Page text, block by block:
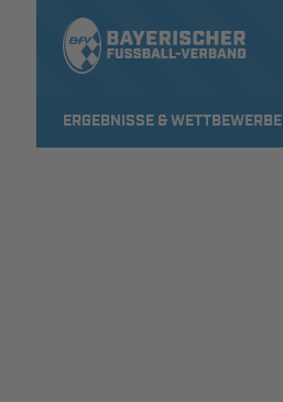
ERGEBNISSE & WETTBEWERBE